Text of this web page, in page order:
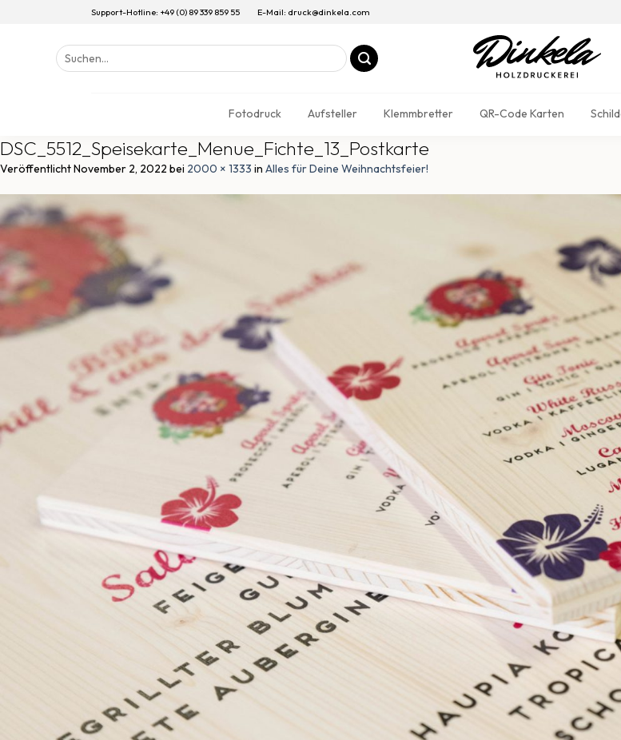
Support-Hotline: +49 (0) 89 339 859 55 E-Mail: druck@dinkela.com
Suchen
nach:
Fotodruck Aufsteller Klemmbretter QR-Code Karten
DSC_5512_Speisekarte_Menue_Fichte_13_Postkarte
VeröffentlichtNovember 2, 2022 bei 2000 × 1333 in Alles für Deine Weihnachtsfeier!